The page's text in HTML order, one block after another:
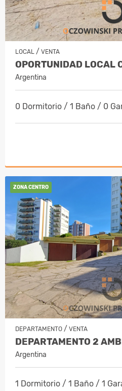
LOCAL / VENTA
Argentina
0 Dormitorio / 1 Baño / 0
ZONA CENTRO
DEPARTAMENTO / VENTA
Argentina
1 Dormitorio / 1 Baño / 1